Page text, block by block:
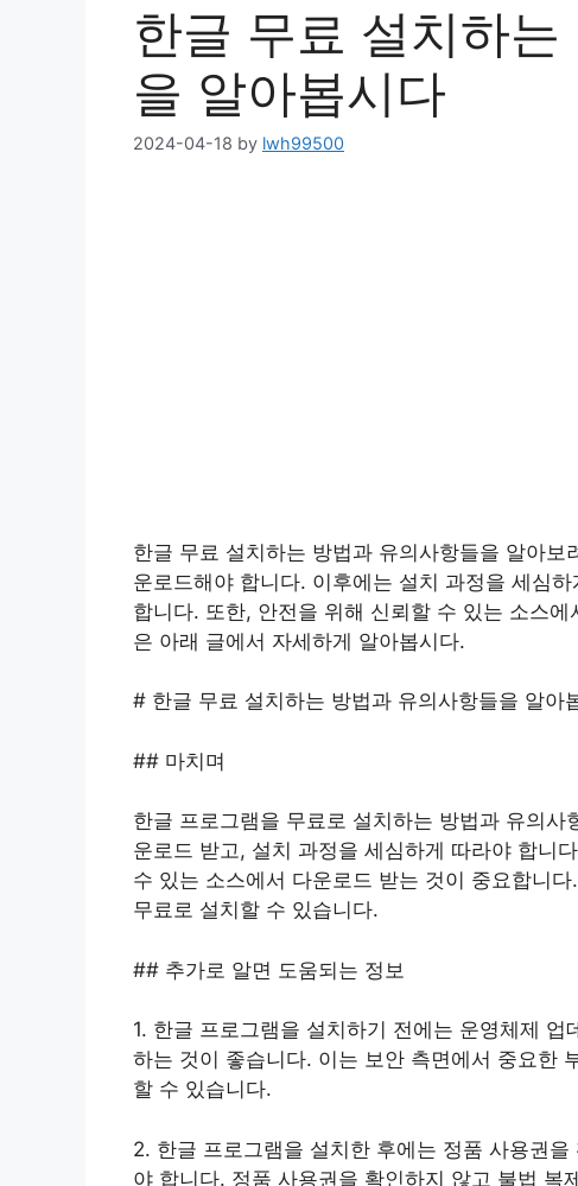
한글 무료 설치하
을 알아봅시다
2024-04-18 by lwh99500
한글 무료 설치하는 방법과 유의사항들을 알아
운로드해야 합니다. 이후에는 설치 과정을 세심
합니다. 또한, 안전을 위해 신뢰할 수 있는 소스
은 아래 글에서 자세하게 알아봅시다.
# 한글 무료 설치하는 방법과 유의사항들을 알아
## 마치며
한글 프로그램을 무료로 설치하는 방법과 유의
운로드 받고, 설치 과정을 세심하게 따라야 합니
수 있는 소스에서 다운로드 받는 것이 중요합니
무료로 설치할 수 있습니다.
## 추가로 알면 도움되는 정보
1. 한글 프로그램을 설치하기 전에는 운영체제
하는 것이 좋습니다. 이는 보안 측면에서 중요한
할 수 있습니다.
2. 한글 프로그램을 설치한 후에는 정품 사용권
야 합니다. 정품 사용권을 확인하지 않고 불법